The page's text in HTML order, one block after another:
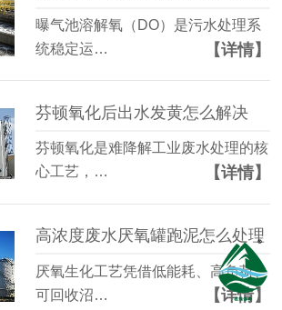
曝气池溶解氧（DO）是污水处理系
统稳定运…
【详情】
芬顿氧化后出水发黄怎么解决
芬顿氧化是难降解工业废水处理的核
心工艺，…
【详情】
高浓度废水厌氧罐跑泥怎么处理
厌氧生化工艺凭借低能耗、高负荷、
可回收沼…
【详情】